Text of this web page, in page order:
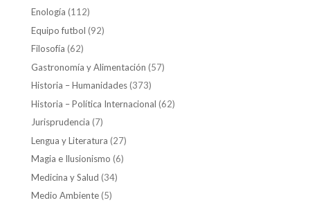
Enología (112)
Equipo futbol (92)
Filosofía (62)
Gastronomía y Alimentación (57)
Historia – Humanidades(373)
Historia – Política Internacional (62)
Jurisprudencia (7)
Lengua y Literatura (27)
Magia e Ilusionismo (6)
Medicina y Salud (34)
Medio Ambiente(5)